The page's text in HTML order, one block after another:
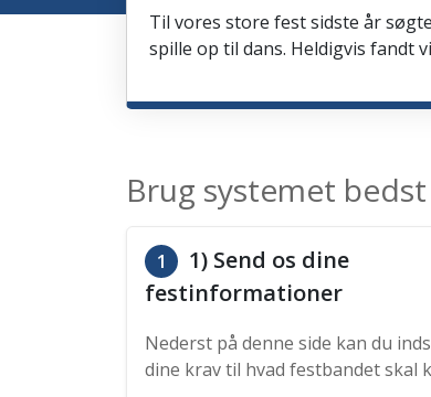
Til vores store fest sidste år
spille op til dans. Heldigvis fandt
Brug systemet bedst
1
1) Send os dine
festinformationer
Nederst på denne side kan du
dine krav til hvad festbandet skal